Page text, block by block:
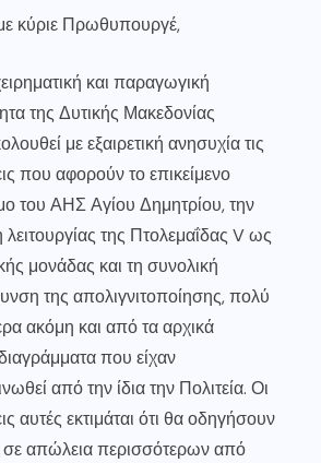
κύριε Πρωθυπουργέ,
και παραγωγική
της Δυτικής Μακεδονίας
με εξαιρετική ανησυχία τις
που αφορούν το επικείμενο
του ΑΗΣ Αγίου Δημητρίου, την
της Πτολεμαΐδας V ως
μονάδας και τη συνολική
της απολιγνιτοποίησης, πολύ
ακόμη και από τα αρχικά
που είχαν
από την ίδια την Πολιτεία. Οι
αυτές εκτιμάται ότι θα οδηγήσουν
απώλεια περισσότερων από